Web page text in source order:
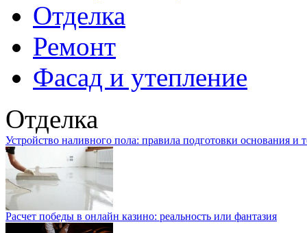
Отделка
Ремонт
Фасад и утепление
Отделка
Устройство наливного пола: правила подготовки основания и
Расчет победы в онлайн казино: реальность или фантазия